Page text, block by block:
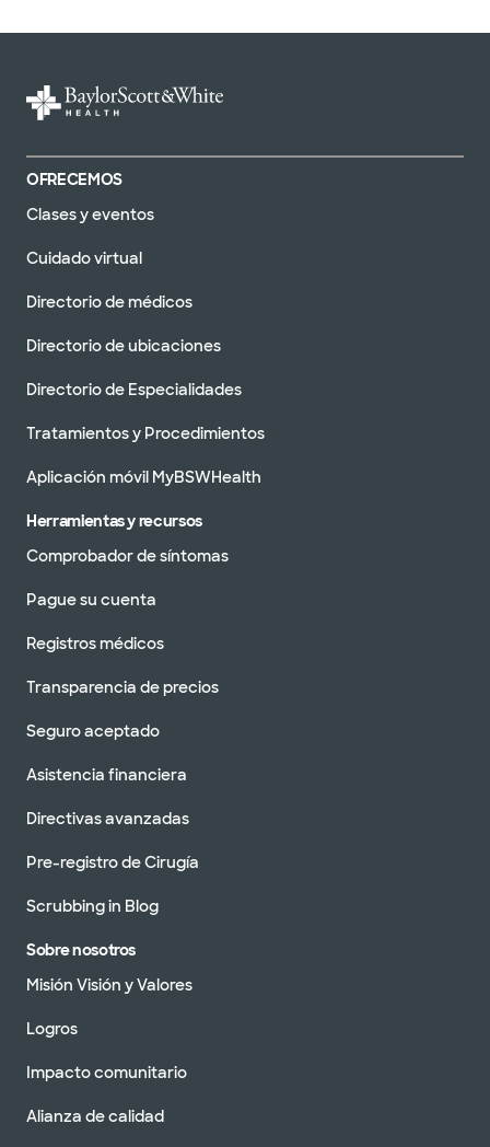
OFRECEMOS
Clases y eventos
Cuidado virtual
Directorio de médicos
Directorio de ubicaciones
Directorio de Especialidades
Tratamientos y Procedimientos
Aplicación móvil MyBSWHealth
Herramientas y recursos
Comprobador de síntomas
Pague su cuenta
Registros médicos
Transparencia de precios
Seguro aceptado
Asistencia financiera
Directivas avanzadas
Pre-registro de Cirugía
Scrubbing in Blog
Sobre nosotros
Misión Visión y Valores
Logros
Impacto comunitario
Alianza de calidad